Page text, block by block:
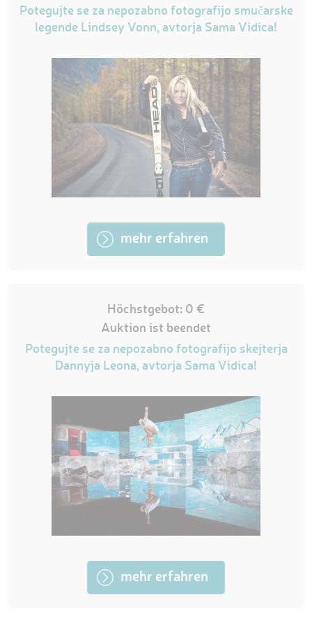
Potegujte se za nepozabno fotografijo smučarske
legende Lindsey Vonn, avtorja Sama Vidica!
mehr erfahren
Höchstgebot: 0 €
Auktion ist beendet
Potegujte se za nepozabno fotografijo skejterja
Dannyja Leona, avtorja Sama Vidica!
mehr erfahren